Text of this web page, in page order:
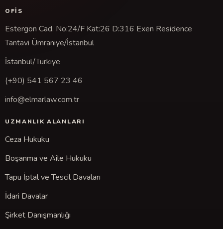
OFIS
Estergon Cad. No:24/F Kat:26 D:316 Exen Residence
Tantavi Ümraniye/İstanbul
İstanbul/Türkiye
(+90) 541 567 23 46
info@elmarlaw.com.tr
UZMANLIK ALANLARI
Ceza Hukuku
Boşanma ve Aile Hukuku
Tapu İptal ve Tescil Davaları
İdari Davalar
Şirket Danışmanlığı